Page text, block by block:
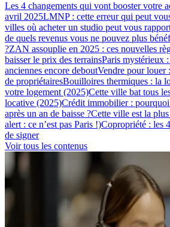
Les 4 changements qui vont booster votre
avril 2025LMNP : cette erreur qui peut
villes où acheter un studio peut vous
de quels revenus vous ne pouvez plus
?ZAN assouplie en 2025 : ces nouvelles
baisser le prix des terrainsParis mystérieux
anciennes encore deboutVendre pour louer
de propriétairesBouilloires thermiques : la
votre logement (2025)Cette ville bat tous
locative (2025)Crédit immobilier :
après un an de baisse ?Cette ville est la
alert : ce n’est pas Paris !)Copropriété : les
de signer
Voir tous les contenus